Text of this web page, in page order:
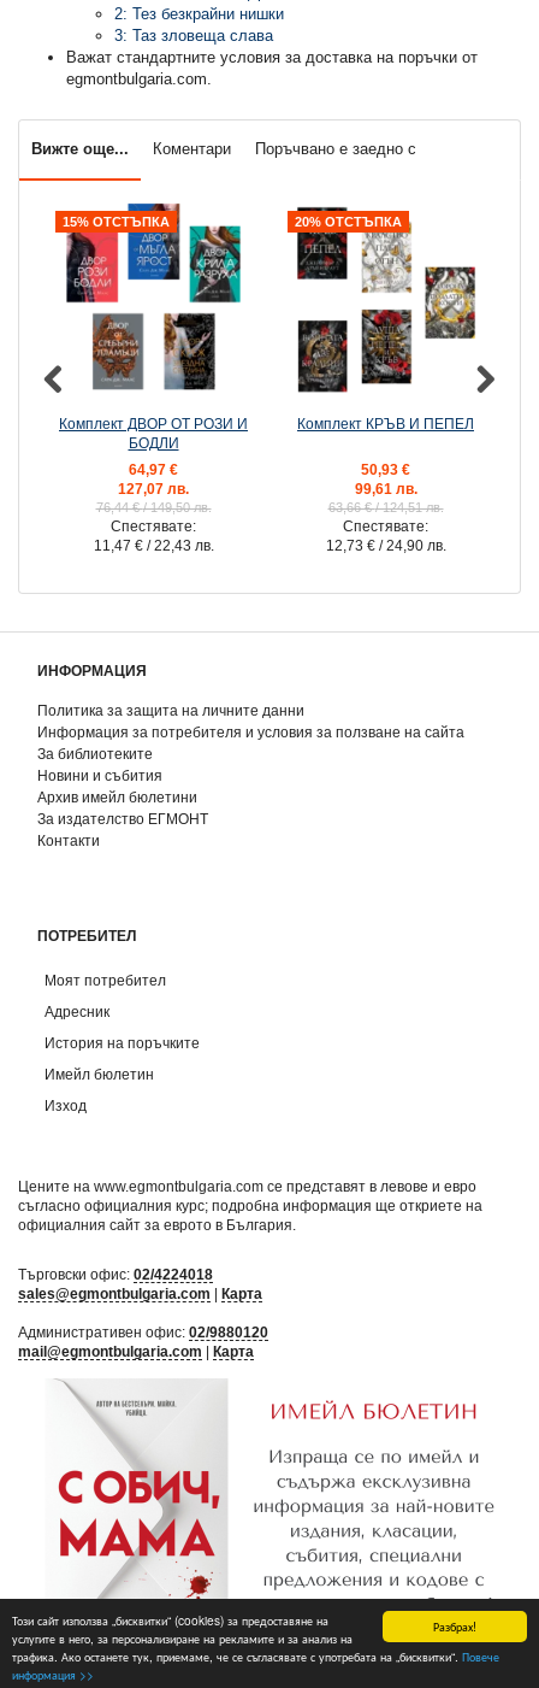
Разбрах!
Този сайт използва „бисквитки“ (cookies) за предоставяне на
услугите в него, за персонализиране на рекламите и за анализ на
трафика. Ако останете тук, приемаме, че се съгласявате с употребата на „бисквитки“. Повече
информация >>
2: Тез безкрайни нишки
3: Таз зловеща слава
Важат стандартните условия за доставка на поръчки от
egmontbulgaria.com.
Вижте още... Коментари Поръчвано е заедно с
15% ОТСТЪПКА
Комплект ДВОР ОТ РОЗИ И
БОДЛИ
64,97 €
127,07 лв.
76,44 €/ 149,50 лв.
Спестявате:
11,47 € / 22,43 лв.
20% ОТСТЪПКА
Комплект КРЪВ И ПЕПЕЛ
50,93 €
99,61 лв.
63,66 €/ 124,51 лв.
Спестявате:
12,73 € / 24,90 лв.
ИНФОРМАЦИЯ
Политика за защита на личните данни
Информация за потребителя и условия за ползване на сайта
За библиотеките
Новини и събития
Архив имейл бюлетини
За издателство ЕГМОНТ
Контакти
ПОТРЕБИТЕЛ
Моят потребител
Адресник
История на поръчките
Имейл бюлетин
Изход
Цените на www.egmontbulgaria.com се представят в левове и евро
съгласно официалния курс; подробна информация ще откриете на
официалния сайт за еврото в България
Търговски офис: 02/4224018
sales@egmontbulgaria.com
Карта
Административен офис: 02/9880120
mail@egmontbulgaria.com
Карта